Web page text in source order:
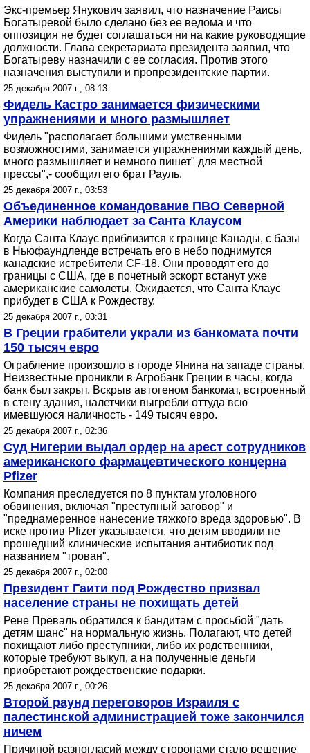
Экс-премьер Янукович заявил, что назначение Раисы
Богатыревой было сделано без ее ведома и что
оппозиция не будет соглашаться ни на какие руководящие
должности. Глава секретариата президента заявил, что
Богатыреву назначили с ее согласия. Против этого
назначения выступили и пропрезидентские партии.
25 декабря 2007 г., 08:13
Фидель Кастро занимается физическими
упражнениями и много размышляет
Фидель "располагает большими умственными
возможностями, занимается упражнениями каждый день,
много размышляет и немного пишет" для местной
прессы",- сообщил его брат Рауль.
25 декабря 2007 г., 03:53
Объединенное командование ПВО Северной
Америки наблюдает за Санта Клаусом
Когда Санта Клаус приблизится к границе Канады, с базы
в Ньюфаундленде встречать его в небо поднимутся
канадские истребители CF-18. Они проводят его до
границы с США, где в почетный эскорт встанут уже
американские самолеты. Ожидается, что Санта Клаус
прибудет в США к Рождеству.
25 декабря 2007 г., 03:31
В Греции грабители украли из банкомата почти
150 тысяч евро
Ограбление произошло в городе Янина на западе страны.
Неизвестные проникли в Агробанк Греции в часы, когда
банк был закрыт. Вскрыв автогеном банкомат, встроенный
в стену здания, налетчики выгребли оттуда всю
имевшуюся наличность - 149 тысяч евро.
25 декабря 2007 г., 02:36
Суд Нигерии выдал ордер на арест сотрудников
американского фармацевтического концерна
Pfizer
Компания преследуется по 8 пунктам уголовного
обвинения, включая "преступный заговор" и
"преднамеренное нанесение тяжкого вреда здоровью". В
иске против Pfizer указывается, что детям вводили не
прошедший клинические испытания антибиотик под
названием "трован".
25 декабря 2007 г., 02:00
Президент Гаити под Рождество призвал
население страны не похищать детей
Рене Преваль обратился к бандитам с просьбой "дать
детям шанс" на нормальную жизнь. Полагают, что детей
похищают либо преступники, либо их родственники,
которые требуют выкуп, а на полученные деньги
приобретают рождественские подарки.
25 декабря 2007 г., 00:26
Второй раунд переговоров Израиля с
палестинской администрацией тоже закончился
ничем
Причиной разногласий между сторонами стало решение